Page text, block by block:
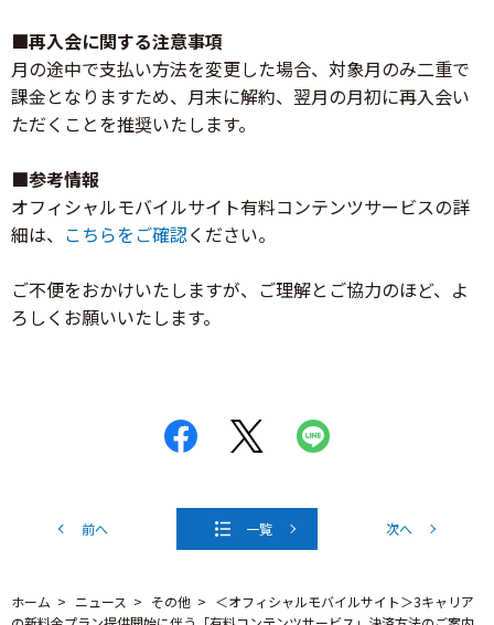
■再入会に関する注意事項
月の途中で支払い方法を変更した場合、対象月のみ二重で
課金となりますため、月末に解約、翌月の月初に再入会い
ただくことを推奨いたします。
■参考情報
オフィシャルモバイルサイト有料コンテンツサービスの詳
細は、 こちらをご確認ください。
ご不便をおかけいたしますが、ご理解とご協力のほど、よ
ろしくお願いいたします。
前へ 一覧 次へ
ホーム ニュース その他
＜オフィシャルモバイルサイト＞3キャリア